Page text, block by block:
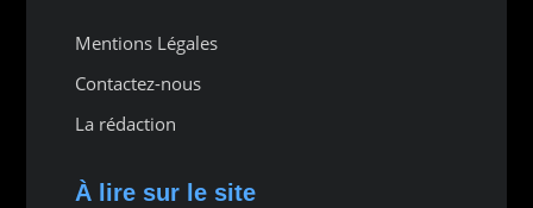
Mentions Légales
Contactez-nous
La rédaction
À lire sur le site